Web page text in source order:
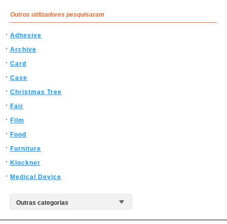
Outros utilizadores pesquisaram
Adhesive
Archive
Card
Case
Christmas Tree
Fair
Film
Food
Furniture
Klockner
Medical Device